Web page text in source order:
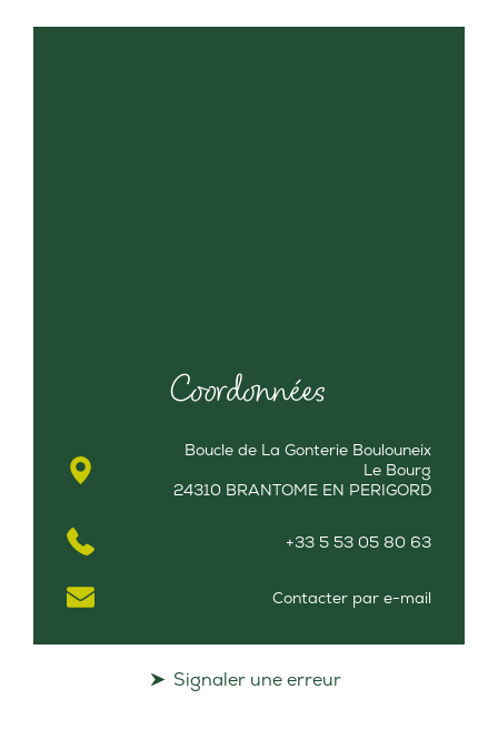
Coordonnées
Boucle de La Gonterie Boulouneix
Le Bourg
24310 BRANTOME EN PERIGORD
+33 5 53 05 80 63
Contacter par e-mail
Signaler une erreur